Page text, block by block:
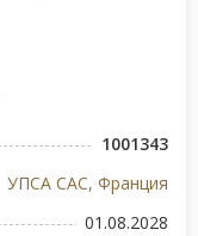
1001343
УПСА САС, Франция
01.08.2028